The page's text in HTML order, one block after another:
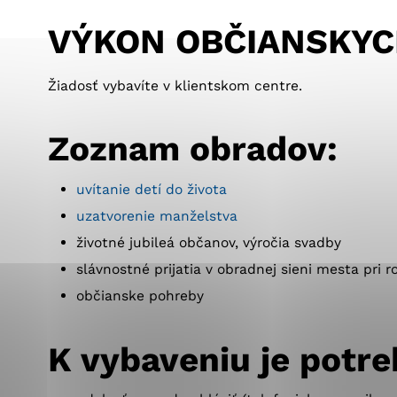
Sčítanie obyvateľov, domov a bytov
2021
Separovaný zber v meste
VÝKON
Žiadosť vybavíte v klientskom centre.
Zoznam obradov:
uvítanie detí do života
uzatvorenie manželstva
životné jubileá občanov, výročia svadby
slávnostné prijatia v obradnej sieni mesta pri
občianske pohreby
K vybaveniu je
Technické cookies
Technické súbory cookie
Analytické cookies
aby mohol stránky
možné ich spojiť s